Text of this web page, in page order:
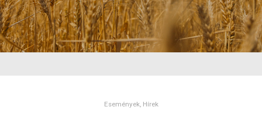
Események, Hírek